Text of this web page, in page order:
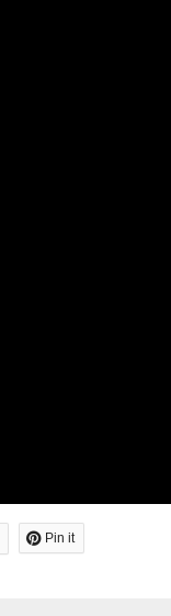
Pin it